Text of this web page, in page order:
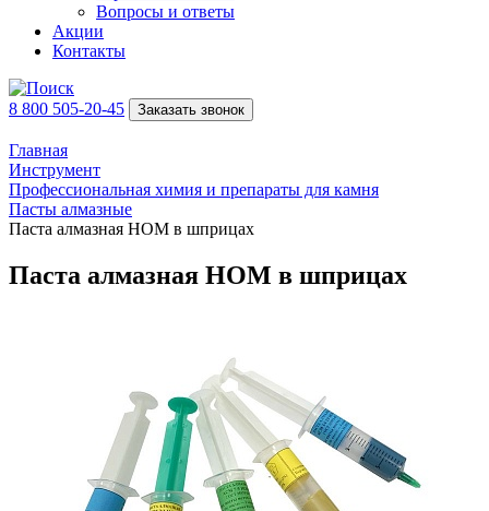
Вопросы и ответы
Акции
Контакты
8 800 505-20-45 Заказать звонок
Главная
Инструмент
Профессиональная химия и препараты для камня
Пасты алмазные
Паста алмазная HOM в шприцах
Паста алмазная HOM в шприцах